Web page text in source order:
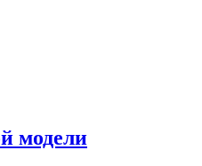
модели